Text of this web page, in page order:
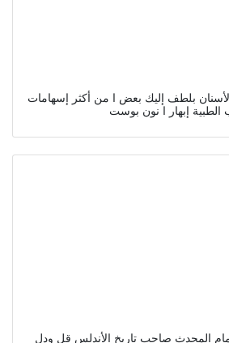
بلطف إليك بعض ا من أكثر إسهامات
الطبية إبهار ا نون بوست
المحدث صاحب تاريخ الأندلس قل ودل